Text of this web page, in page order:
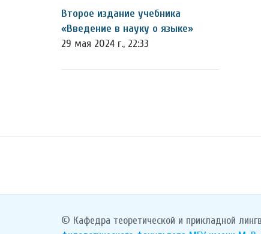
Второе издание учебника
«Введение в науку о языке»
29 мая 2024 г., 22:33
© Кафедра теоретической и прикладной